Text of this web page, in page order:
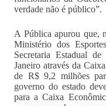
verdade não é público”.
A Pública apurou que,
Ministério dos
Secretaria Estadual
Janeiro através da
de R$ 9,2 milhões
governo do estado
para a Caixa